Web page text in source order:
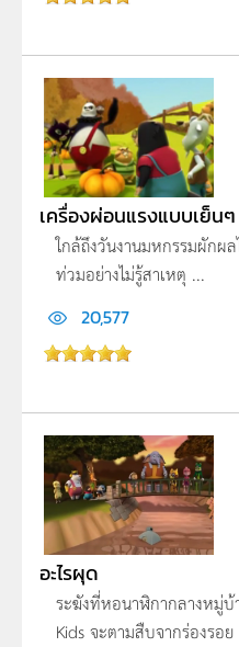
เครื่องผ่อนแรงแบบเย็นๆ
ใกล้ถึงวันงานมหกรรมผักผ
ท่วมอย่างไม่รู้สา­เหตุ ...
20,577
อะไรผุด
ระฆังที่หอนาฬิกากลางหมู่บ้
Kids จะตามสืบจากร่องรอ